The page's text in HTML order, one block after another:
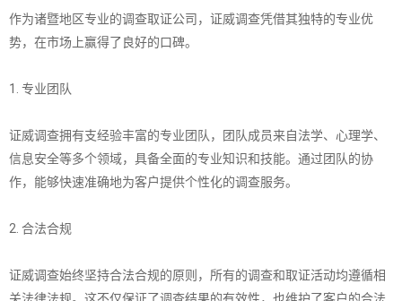
作为诸暨地区专业的调查取证公司，证威调查凭借其独特的专业优
势，在市场上赢得了良好的口碑。
1. 专业团队
证威调查拥有支经验丰富的专业团队，团队成员来自法学、心理学、
信息安全等多个领域，具备全面的专业知识和技能。通过团队的协
作，能够快速准确地为客户提供个性化的调查服务。
2. 合法合规
证威调查始终坚持合法合规的原则，所有的调查和取证活动均遵循相